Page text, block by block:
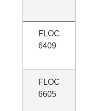
FLOC
6409
FLOC
6605